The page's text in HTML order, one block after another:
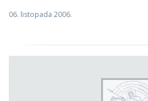
06. listopada 2006.